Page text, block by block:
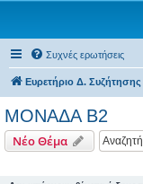
Συχνές ερωτήσεις
Ευρετήριο Δ. Συζήτησης
ΜΟΝΑΔΑ Β2
Νέο Θέμα